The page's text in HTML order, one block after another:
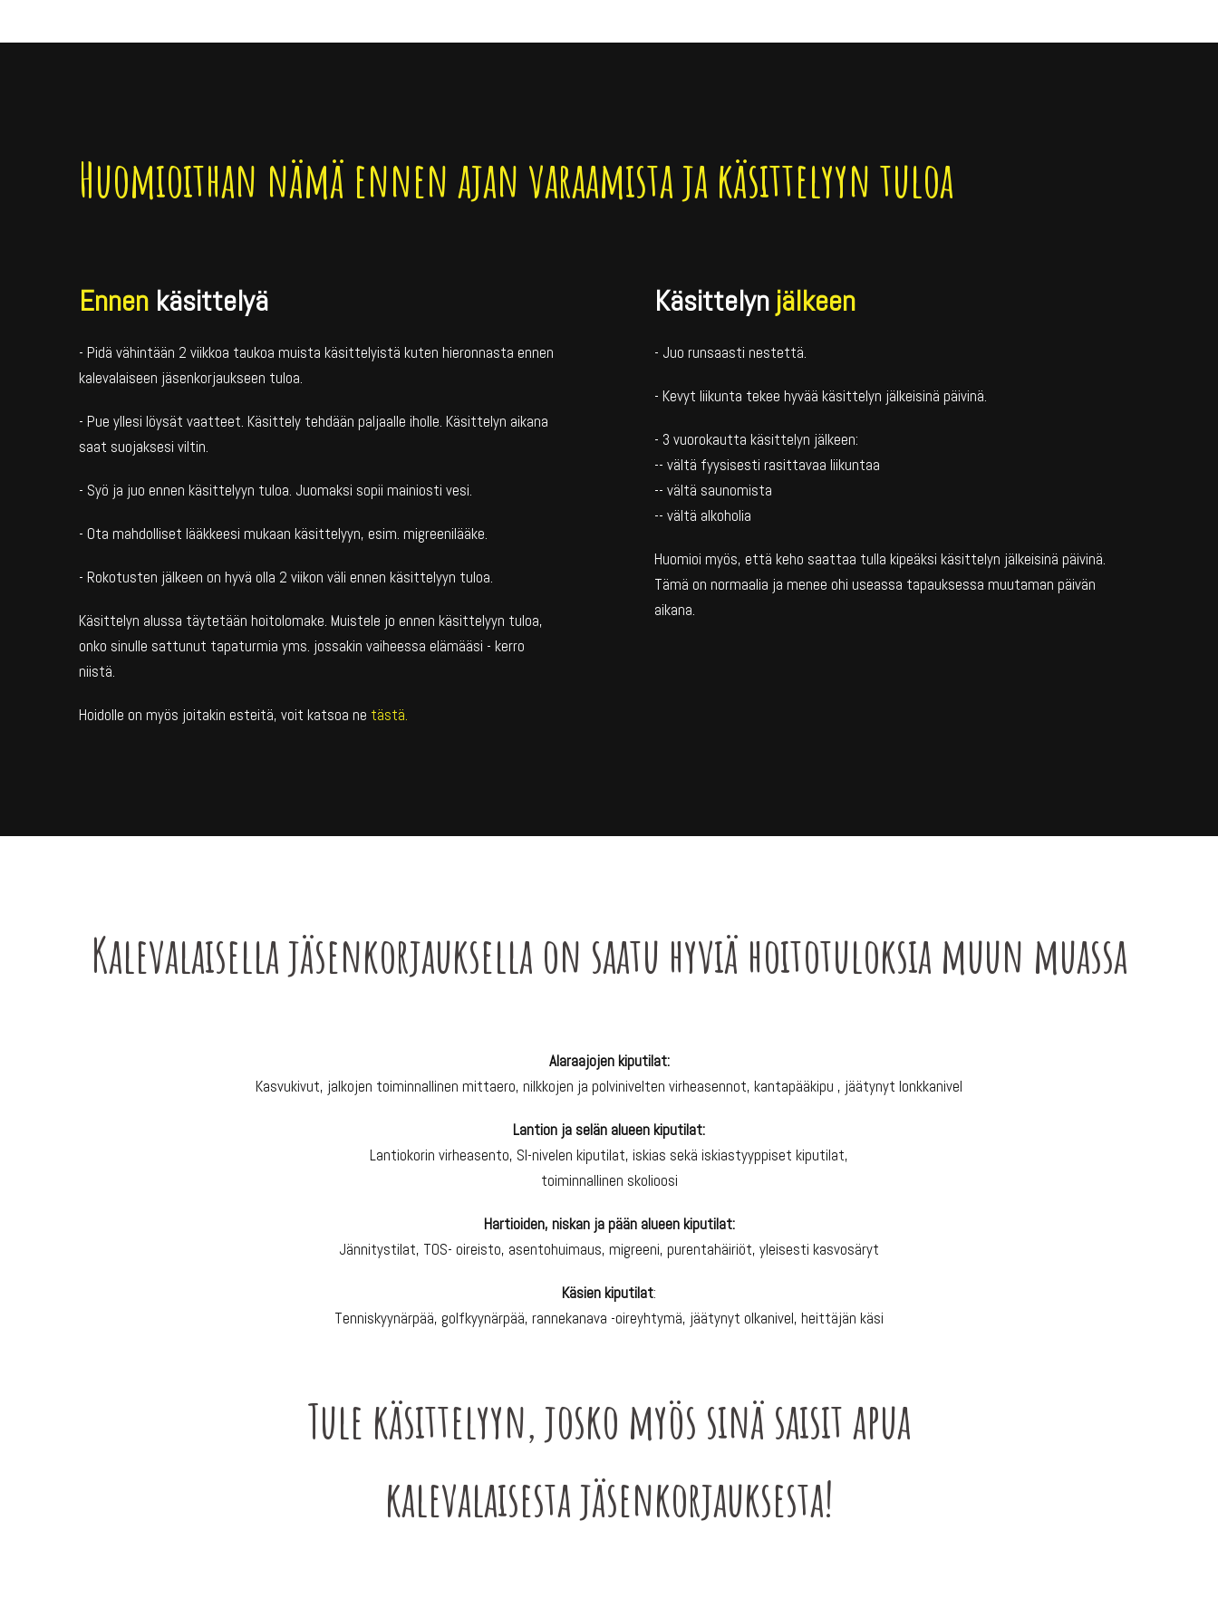
Huomioithan nämä ennen ajan varaamista ja käsittelyyn tuloa
Ennen käsittelyä
- Pidä vähintään 2 viikkoa taukoa muista käsittelyistä kuten hieronnasta ennen
kalevalaiseen jäsenkorjaukseen tuloa.
- Pue yllesi löysät vaatteet. Käsittely tehdään paljaalle iholle. Käsittelyn aikana
saat suojaksesi viltin.
- Syö ja juo ennen käsittelyyn tuloa. Juomaksi sopii mainiosti vesi.
- Ota mahdolliset lääkkeesi mukaan käsittelyyn, esim. migreenilääke.
- Rokotusten jälkeen on hyvä olla 2 viikon väli ennen käsittelyyn tuloa.
Käsittelyn alussa täytetään hoitolomake. Muistele jo ennen käsittelyyn tuloa,
onko sinulle sattunut tapaturmia yms. jossakin vaiheessa elämääsi - kerro
niistä.
Hoidolle on myös joitakin esteitä, voit katsoa ne tästä.
Käsittelyn jälkeen
- Juo runsaasti nestettä.
- Kevyt liikunta tekee hyvää käsittelyn jälkeisinä päivinä.
- 3 vuorokautta käsittelyn jälkeen:
-- vältä fyysisesti rasittavaa liikuntaa
-- vältä saunomista
-- vältä alkoholia
Huomioi myös, että keho saattaa tulla kipeäksi käsittelyn jälkeisinä päivinä.
Tämä on normaalia ja menee ohi useassa tapauksessa muutaman päivän
aikana.
Kalevalaisella jäsenkorjauksella on saatu hyviä hoitotuloksia muun muassa
Alaraajojen kiputilat:
Kasvukivut, jalkojen toiminnallinen mittaero, nilkkojen ja polvinivelten virheasennot, kantapääkipu , jäätynyt lonkkanivel
Lantion ja selän alueen kiputilat:
Lantiokorin virheasento, SI-nivelen kiputilat, iskias sekä iskiastyyppiset kiputilat,
toiminnallinen skolioosi
Hartioiden, niskan ja pään alueen kiputilat:
Jännitystilat, TOS- oireisto, asentohuimaus, migreeni, purentahäiriöt, yleisesti kasvosäryt
Käsien kiputilat:
Tenniskyynärpää, golfkyynärpää, rannekanava -oireyhtymä, jäätynyt olkanivel, heittäjän käsi
Tule käsittelyyn, josko myös sinä saisit apua
kalevalaisesta jäsenkorjauksesta!